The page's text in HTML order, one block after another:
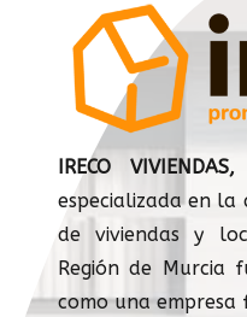
IRECO
especializada en la
de viviendas y
Región de Murcia
como una empresa